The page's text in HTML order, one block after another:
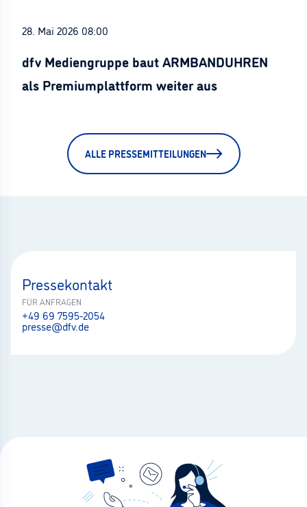
28. Mai 2026 08:00
dfv Mediengruppe baut ARMBANDUHREN
als Premiumplattform weiter aus
ALLE PRESSEMITTEILUNGEN
Pressekontakt
FÜR ANFRAGEN
+49 69 7595-2054
presse@dfv.de